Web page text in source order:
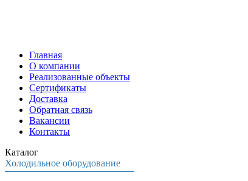
Главная
О компании
Реализованные объекты
Сертификаты
Доставка
Обратная связь
Вакансии
Контакты
Каталог
Холодильное оборудование